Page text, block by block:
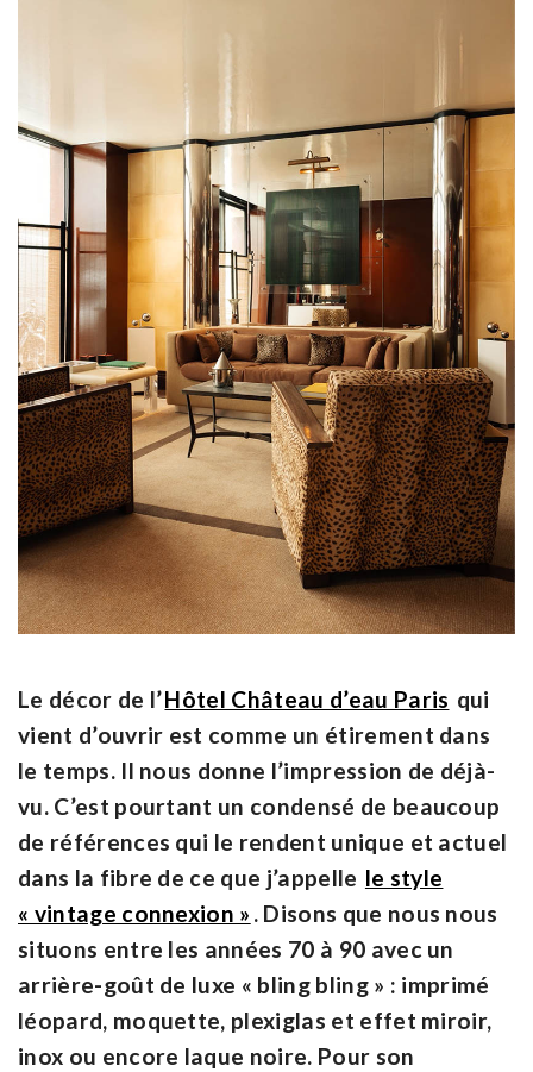
Le décor de l’Hôtel Château d’eau Paris qui
vient d’ouvrir est comme un étirement dans
le temps. Il nous donne l’impression de déjà-
vu. C’est pourtant un condensé de beaucoup
de références qui le rendent unique et actuel
dans la fibre de ce que j’appelle le style
« vintage connexion » . Disons que nous nous
situons entre les années 70 à 90 avec un
arrière-goût de luxe « bling bling » : imprimé
léopard, moquette, plexiglas et effet miroir,
inox ou encore laque noire. Pour son